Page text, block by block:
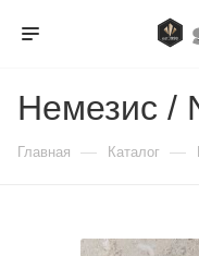
Немезис /
Главная — Каталог —